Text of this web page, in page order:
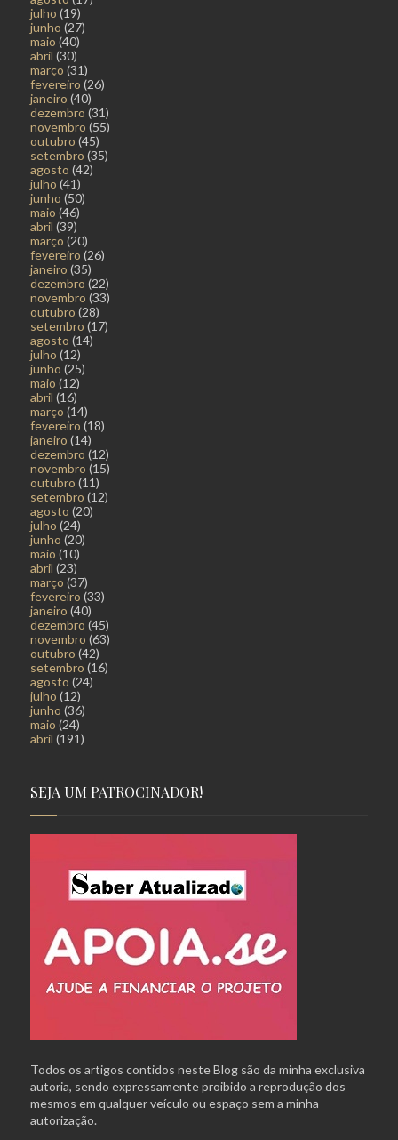
julho (19)
junho (27)
maio (40)
abril (30)
março (31)
fevereiro (26)
janeiro (40)
dezembro (31)
novembro (55)
outubro (45)
setembro (35)
agosto (42)
julho (41)
junho (50)
maio (46)
abril (39)
março (20)
fevereiro (26)
janeiro (35)
dezembro (22)
novembro (33)
outubro (28)
setembro (17)
agosto (14)
julho (12)
junho (25)
maio (12)
abril (16)
março (14)
fevereiro (18)
janeiro (14)
dezembro (12)
novembro (15)
outubro (11)
setembro (12)
agosto (20)
julho (24)
junho (20)
maio (10)
abril (23)
março (37)
fevereiro (33)
janeiro (40)
dezembro (45)
novembro (63)
outubro (42)
setembro (16)
agosto (24)
julho (12)
junho (36)
maio (24)
abril (191)
SEJA UM PATROCINADOR!
Todos os artigos contidos neste Blog são da minha exclusiva
autoria, sendo expressamente proibido a reprodução dos
mesmos em qualquer veículo ou espaço sem a minha
autorização.